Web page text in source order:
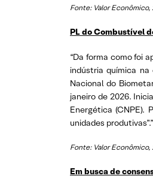
Fonte: Valor
PL do Combustível
“Da forma como foi
indústria química
Nacional do
janeiro de 2026.
Energética (CNPE).
unidades produtivas”.”
Fonte: Valor
Em busca de